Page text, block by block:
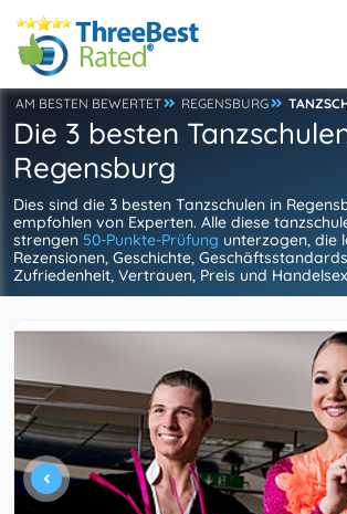
AM BESTEN BEWERTET REGENSBURG
Die 3 besten
Regensburg
Dies sind die 3 besten Tanzschulen in
empfohlen von Experten. Alle diese
strengen 50-Punkte-Prüfung unterzogen, die
Rezensionen, Geschichte,
Zufriedenheit, Vertrauen, Preis und